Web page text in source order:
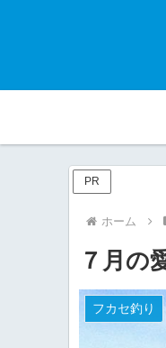
PR
ホーム
７月の
フカセ釣り